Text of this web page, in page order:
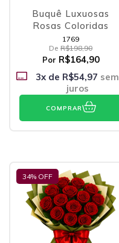
Buquê Luxuosas
Rosas Coloridas
1769
De R$198,90
Por R$164,90
3x de R$54,97 sem
juros
COMPRAR
34% OFF